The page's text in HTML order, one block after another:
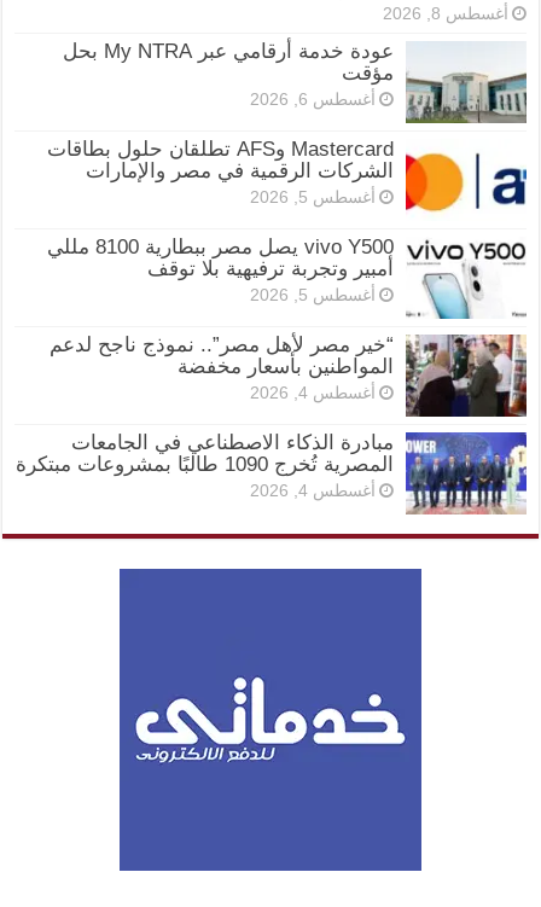
أغسطس 8, 2026
عودة خدمة أرقامي عبر My NTRA بحل
مؤقت
أغسطس 6, 2026
Mastercard وAFS تطلقان حلول بطاقات
الشركات الرقمية في مصر والإمارات
أغسطس 5, 2026
vivo Y500 يصل مصر ببطارية 8100 مللي
أمبير وتجربة ترفيهية بلا توقف
أغسطس 5, 2026
“خير مصر لأهل مصر”.. نموذج ناجح لدعم
المواطنين بأسعار مخفضة
أغسطس 4, 2026
مبادرة الذكاء الاصطناعي في الجامعات
المصرية تُخرج 1090 طالبًا بمشروعات مبتكرة
أغسطس 4, 2026